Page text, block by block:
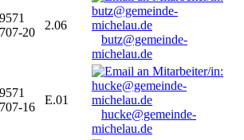
20
2.06
butz@gemeinde-
michelau.de
16
E.01
hucke@gemeinde-
michelau.de